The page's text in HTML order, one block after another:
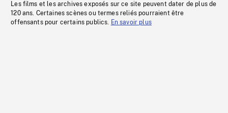
Les films et les archives exposés sur ce site peuvent dater de plus de
120 ans. Certaines scènes ou termes reliés pourraient être
offensants pour certains publics. En savoir plus